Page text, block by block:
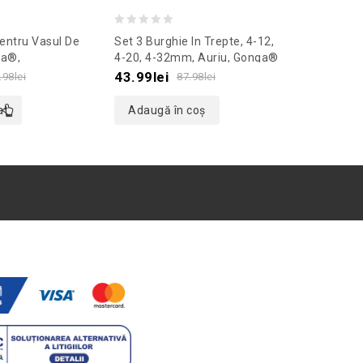
Vasul De
Bej
lei
out
of
Set 3 Burghie In Trepte, 4-12,
4-20, 4-32mm, Auriu, Gonga®
87.98lei
43.99lei
Adaugă în coș